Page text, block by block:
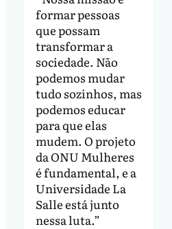
formar pessoas
que possam
transformar a
sociedade. Não
podemos mudar
tudo sozinhos, mas
podemos educar
para que elas
mudem. O projeto
da ONU Mulheres
é fundamental, e a
Universidade La
Salle está junto
nessa luta.”